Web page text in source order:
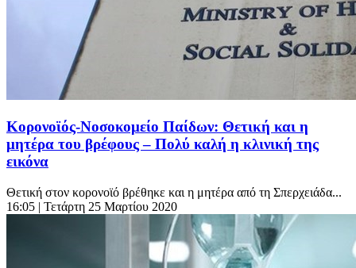
Κορονοϊός-Νοσοκομείο Παίδων: Θετική και η
μητέρα του βρέφους – Πολύ καλή η κλινική της
εικόνα
Θετική στον κορονοϊό βρέθηκε και η μητέρα από τη Σπερχειάδα...
16:05 | Τετάρτη 25 Μαρτίου 2020